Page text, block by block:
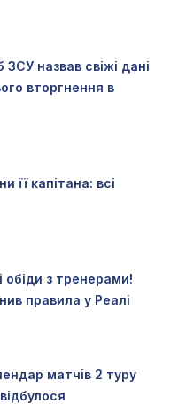
назвав свіжі дані
вторгнення в
її капітана: всі
обіди з тренерами!
правила у Реалі
матчів 2 туру